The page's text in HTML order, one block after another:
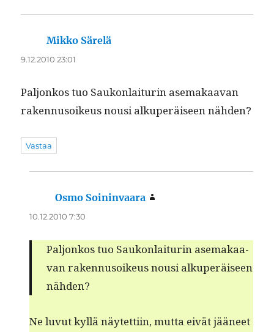
Mikko Särelä
9.12.2010 23:01
Paljonkos tuo Saukon­lai­turin ase­makaa­van
raken­nu­soikeus nousi alku­peräiseen nähden?
Vastaa
Osmo Soininvaara
10.12.2010 7:30
Paljonkos tuo Saukon­lai­turin ase­makaa­
van raken­nu­soikeus nousi alku­peräiseen
nähden?
Ne luvut kyl­lä näytet­ti­in, mut­ta eivät jääneet